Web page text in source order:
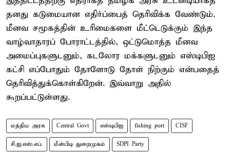
தனது கடுமையான எதிர்ப்பைத் தெரிவிக்க வேண்டும்.
மீனவ சமூகத்தின் உரிமைகளை மீட்டெடுக்கும் இந்த
வாழ்வாதாரப் போராட்டத்தில், ஒட்டுமொத்த மீனவ
அமைப்புகளுடனும், கடலோர மக்களுடனும் எஸ்டிபிஐ
கட்சி எப்போதும் தோளோடு தோள் நிற்கும் என்பதைத்
தெரிவித்துக்கொள்கிறேன். இவ்வாறு அதில்
கூறப்பட்டுள்ளது.
மத்திய அரசு Central Govt எஸ்டிபிஐ fishing port CISF
சி.ஐ.எஸ்.எப். மீன்பிடி துறைமுகம் SDPI Party